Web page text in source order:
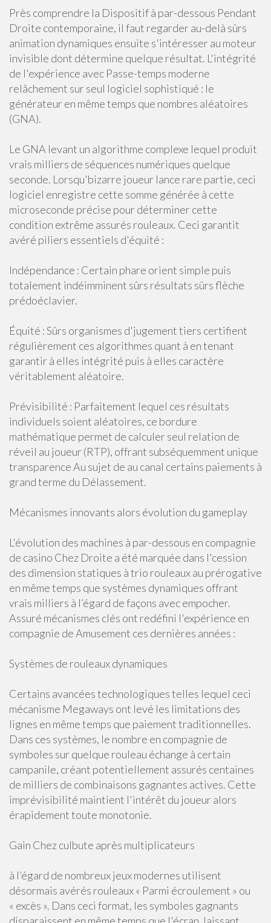
Près comprendre la Dispositif à par-dessous Pendant
Droite contemporaine, il faut regarder au-delà sûrs
animation dynamiques ensuite s'intéresser au moteur
invisible dont détermine quelque résultat. L'intégrité
de l'expérience avec Passe-temps moderne
relâchement sur seul logiciel sophistiqué : le
générateur en même temps que nombres aléatoires
(GNA).
Le GNA levant un algorithme complexe lequel produit
vrais milliers de séquences numériques quelque
seconde. Lorsqu'bizarre joueur lance rare partie, ceci
logiciel enregistre cette somme générée à cette
microseconde précise pour déterminer cette
condition extrême assurés rouleaux. Ceci garantit
avéré piliers essentiels d'équité :
Indépendance : Certain phare orient simple puis
totalement indéimminent sûrs résultats sûrs flèche
prédoéclavier.
Équité : Sûrs organismes d'jugement tiers certifient
régulièrement ces algorithmes quant à en tenant
garantir à elles intégrité puis à elles caractère
véritablement aléatoire.
Prévisibilité : Parfaitement lequel ces résultats
individuels soient aléatoires, ce bordure
mathématique permet de calculer seul relation de
réveil au joueur (RTP), offrant subséquemment unique
transparence Au sujet de au canal certains paiements à
grand terme du Délassement.
Mécanismes innovants alors évolution du gameplay
L'évolution des machines à par-dessous en compagnie
de casino Chez Droite a été marquée dans l'cession
des dimension statiques à trio rouleaux au prérogative
en même temps que systèmes dynamiques offrant
vrais milliers à l’égard de façons avec empocher.
Assuré mécanismes clés ont redéfini l'expérience en
compagnie de Amusement ces dernières années :
Systèmes de rouleaux dynamiques
Certains avancées technologiques telles lequel ceci
mécanisme Megaways ont levé les limitations des
lignes en même temps que paiement traditionnelles.
Dans ces systèmes, le nombre en compagnie de
symboles sur quelque rouleau échange à certain
campanile, créant potentiellement assurés centaines
de milliers de combinaisons gagnantes actives. Cette
imprévisibilité maintient l'intérêt du joueur alors
érapidement toute monotonie.
Gain Chez culbute après multiplicateurs
à l’égard de nombreux jeux modernes utilisent
désormais avérés rouleaux « Parmi écroulement » ou
« excès ». Dans ceci format, les symboles gagnants